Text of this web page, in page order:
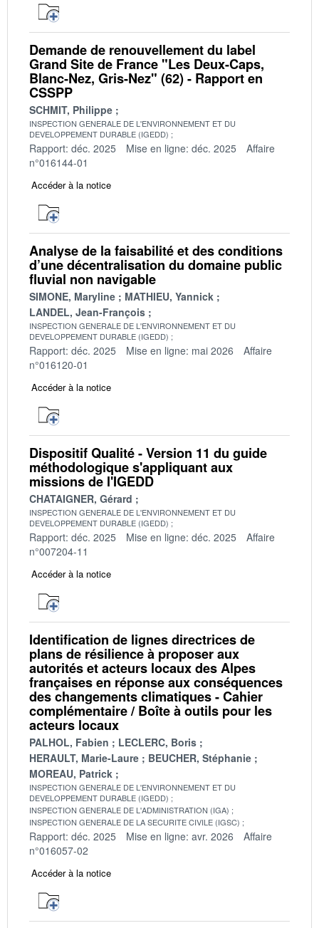
Demande de renouvellement du label
Grand Site de France "Les Deux-Caps,
Blanc-Nez, Gris-Nez" (62) - Rapport en
CSSPP
SCHMIT, Philippe
INSPECTION GENERALE DE L'ENVIRONNEMENT ET DU
DEVELOPPEMENT DURABLE (IGEDD)
Rapport: déc. 2025 Mise en ligne: déc. 2025
Affaire
n°016144-01
Accéder à la notice
Analyse de la faisabilité et des conditions
d’une décentralisation du domaine public
fluvial non navigable
SIMONE, Maryline
MATHIEU, Yannick
LANDEL, Jean-François
INSPECTION GENERALE DE L'ENVIRONNEMENT ET DU
DEVELOPPEMENT DURABLE (IGEDD)
Rapport: déc. 2025 Mise en ligne: mai 2026
Affaire
n°016120-01
Accéder à la notice
Dispositif Qualité - Version 11 du guide
méthodologique s'appliquant aux
missions de l'IGEDD
CHATAIGNER, Gérard
INSPECTION GENERALE DE L'ENVIRONNEMENT ET DU
DEVELOPPEMENT DURABLE (IGEDD)
Rapport: déc. 2025 Mise en ligne: déc. 2025
Affaire
n°007204-11
Accéder à la notice
Identification de lignes directrices de
plans de résilience à proposer aux
autorités et acteurs locaux des Alpes
françaises en réponse aux conséquences
des changements climatiques - Cahier
complémentaire / Boîte à outils pour les
acteurs locaux
PALHOL, Fabien
LECLERC, Boris
HERAULT, Marie-Laure
BEUCHER, Stéphanie
MOREAU, Patrick
INSPECTION GENERALE DE L'ENVIRONNEMENT ET DU
DEVELOPPEMENT DURABLE (IGEDD)
INSPECTION GENERALE DE L'ADMINISTRATION (IGA)
INSPECTION GENERALE DE LA SECURITE CIVILE (IGSC)
Rapport: déc. 2025 Mise en ligne: avr. 2026
Affaire
n°016057-02
Accéder à la notice